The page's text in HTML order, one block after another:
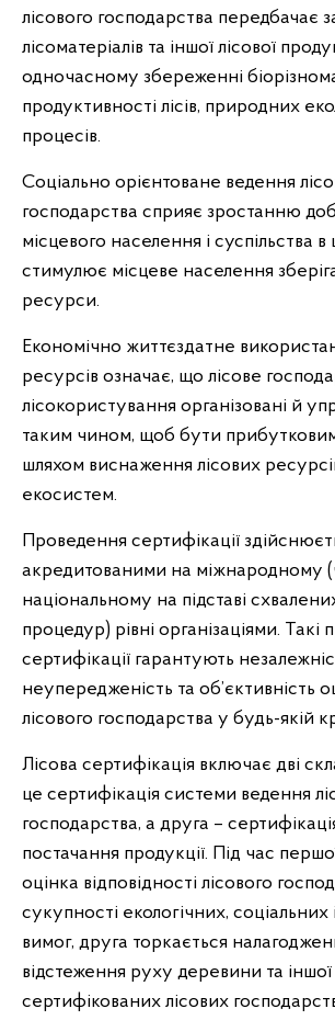
лісового господарства передбачає
лісоматеріалів та іншої лісової
одночасному збереженні
продуктивності лісів, природних
процесів.
Соціально орієнтоване ведення
господарства сприяє зростанню
місцевого населення і суспільства
стимулює місцеве населення
ресурси.
Економічно життєздатне
ресурсів означає, що лісове
лісокористування організовані й
таким чином, щоб бути
шляхом виснаження лісових
екосистем.
Проведення сертифікації
акредитованими на міжнародному
національному на підставі
процедур) рівні організаціями. Такі
сертифікації гарантують
неупередженість та об’єктивність
лісового господарства у будь-якій
Лісова сертифікація включає дві
це сертифікація системи ведення
господарства, а друга –
постачання продукції. Під час
оцінка відповідності лісового
сукупності екологічних,
вимог, друга торкається
відстеження руху деревини та іншої
сертифікованих лісових